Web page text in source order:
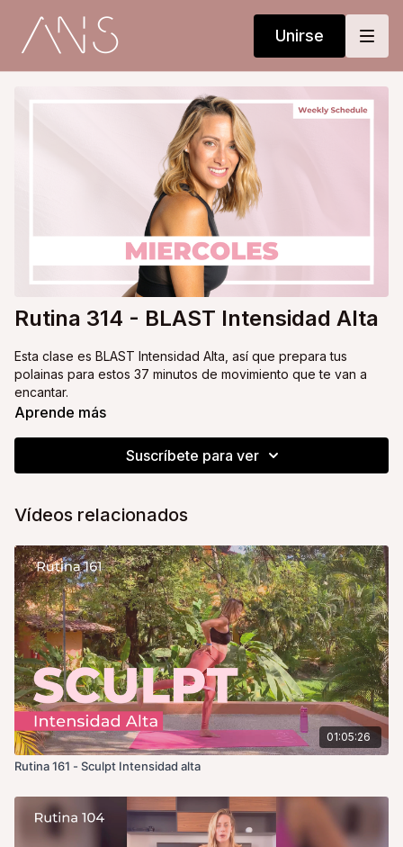
Unirse
Rutina 314 - BLAST Intensidad Alta
Esta clase es BLAST Intensidad Alta, así que prepara tus
polainas para estos 37 minutos de movimiento que te van a
encantar.
https://open.spotify.com/playlist/5tUbVMDbI0jUCPXwgYVyOz?
si=b0e5d052488a465f
Alice
Aprende más
Suscríbete para ver
Vídeos relacionados
01:05:26
Rutina 161 - Sculpt Intensidad alta